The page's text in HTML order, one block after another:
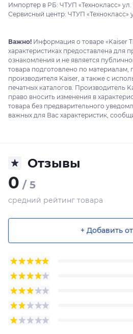
Импортер в РБ: ЧТУП «Технокласс» ул.
Сервисный центр: ЧТУП «Технокласс»
Важно! Информация о товаре «Kaiser
характеристиках предоставлена для
ознакомления и не является
товара подготовлено по материалам,
производителя Kaiser, а также с
печатных каталогов. Производитель
право вносить изменения в
товара без предварительного
важных для Вас характеристик,
Отзывы
0 / 5
средний рейтинг товара
+ Добавить